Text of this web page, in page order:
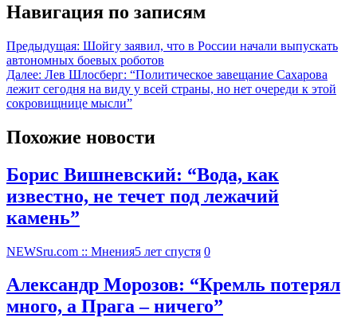
Навигация по записям
Предыдущая: Шойгу заявил, что в России начали выпускать
автономных боевых роботов
Далее: Лев Шлосберг: “Политическое завещание Сахарова
лежит сегодня на виду у всей страны, но нет очереди к этой
сокровищнице мысли”
Похожие новости
Борис Вишневский: “Вода, как
известно, не течет под лежачий
камень”
NEWSru.com :: Мнения5 лет спустя 0
Александр Морозов: “Кремль потерял
много, а Прага – ничего”